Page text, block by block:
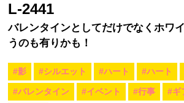
L-2441
バレンタインとしてだけでなくホワ
うのも有りかも！
#影 #シルエット #ハート #ハート
#バレンタイン #イベント #行事 #ギ